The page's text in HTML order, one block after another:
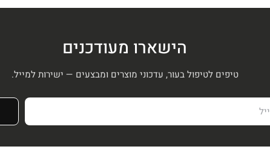
היה: הוא:
היה: הוא:
הישארו מעודכנים
טיפים לטיפול בעור, עדכוני מוצרים ומבצעים — ישירות למייל.